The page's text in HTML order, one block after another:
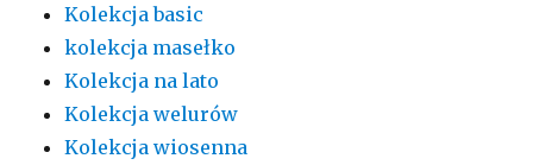
Kolekcja basic
kolekcja masełko
Kolekcja na lato
Kolekcja welurów
Kolekcja wiosenna